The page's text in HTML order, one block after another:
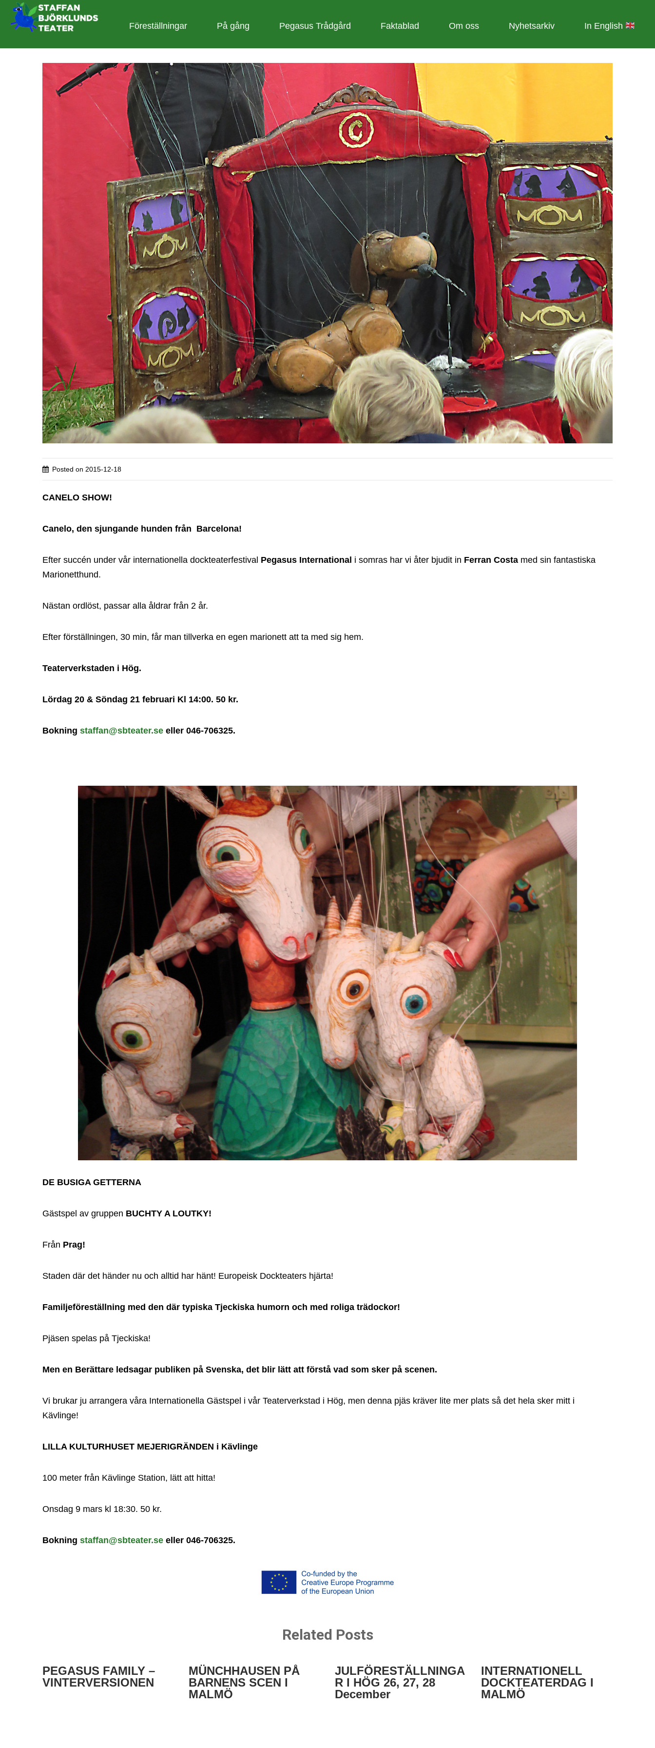
Föreställningar På gång Pegasus Trådgård Faktablad Om oss Nyhetsarkiv In English
Posted on 2015-12-18
CANELO SHOW!
Canelo, den sjungande hunden från Barcelona!
Efter succén under vår internationella dockteaterfestival Pegasus International i somras har vi åter bjudit in Ferran Costa med sin fantastiska
Marionetthund.
Nästan ordlöst, passar alla åldrar från 2 år.
Efter förställningen, 30 min, får man tillverka en egen marionett att ta med sig hem.
Teaterverkstaden i Hög.
Lördag 20 & Söndag 21 februari Kl 14:00. 50 kr.
Bokning staffan@sbteater.se eller 046-706325.
DE BUSIGA GETTERNA
Gästspel av gruppen BUCHTY A LOUTKY!
Från Prag!
Staden där det händer nu och alltid har hänt! Europeisk Dockteaters hjärta!
Familjeföreställning med den där typiska Tjeckiska humorn och med roliga trädockor!
Pjäsen spelas på Tjeckiska!
Men en Berättare ledsagar publiken på Svenska, det blir lätt att förstå vad som sker på scenen.
Vi brukar ju arrangera våra Internationella Gästspel i vår Teaterverkstad i Hög, men denna pjäs kräver lite mer plats så det hela sker mitt i
Kävlinge!
LILLA KULTURHUSET MEJERIGRÄNDEN i Kävlinge
100 meter från Kävlinge Station, lätt att hitta!
Onsdag 9 mars kl 18:30. 50 kr.
Bokning staffan@sbteater.se eller 046-706325.
Related Posts
PEGASUS FAMILY –
VINTERVERSIONEN
MÜNCHHAUSEN PÅ
BARNENS SCEN I
MALMÖ
JULFÖRESTÄLLNINGA
R I HÖG 26, 27, 28
December
INTERNATIONELL
DOCKTEATERDAG I
MALMÖ